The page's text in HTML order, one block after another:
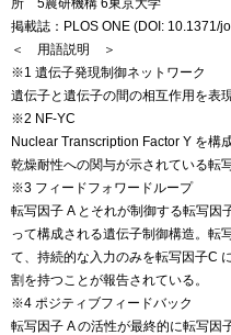
所 5農研機構 6東京大学
掲載誌：PLOS ONE (DOI: 10.1371/
＜ 用語説明 ＞
※1 遺伝子発現制御ネットワーク
遺伝子と遺伝子の間の相互作用を表
※2 NF-YC
Nuclear Transcription Factor Y を構
乾燥耐性への関与が示されている転
※3 フィードフォワードループ
転写因子 A とそれが制御する転写因
って構成される遺伝子制御構造。転
て、持続的な入力のみを転写因子C
割を持つことが報告されている。
※4 ポジティブフィードバック
転写因子 A の活性が最終的に転写因